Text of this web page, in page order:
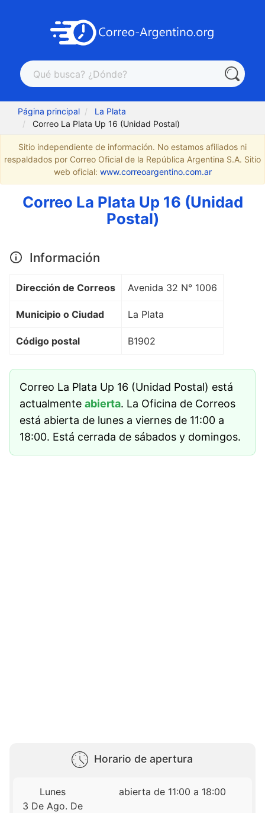
Página principal
La Plata
Correo La Plata Up 16 (Unidad Postal)
Sitio independiente de información. No estamos afiliados ni
respaldados por Correo Oficial de la República Argentina S.A. Sitio
web oficial: www.correoargentino.com.ar
Correo La Plata Up 16 (Unidad
Postal)
Información
Dirección de Correos Avenida 32 N° 1006
Municipio o Ciudad La Plata
Código postal B1902
Correo La Plata Up 16 (Unidad Postal) está
actualmente abierta. La Oficina de Correos
está abierta de lunes a viernes de 11:00 a
18:00. Está cerrada de sábados y domingos.
Horario de apertura
Lunes
3 De Ago. De
abierta de 11:00 a 18:00